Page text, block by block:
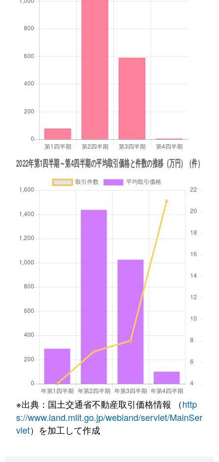
※出典：国土交通省不動産取引価格情報 （http
s://www.land.mlit.go.jp/webland/servlet/MainSer
vlet）を加工して作成